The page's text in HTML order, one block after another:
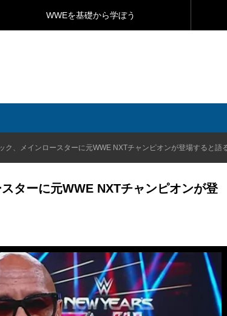
WWEを基礎から学ぼう
ク、メインロースターに元WWE NXTチャンピオンが登場すると語
ターに元WWE NXTチャンピオンが登